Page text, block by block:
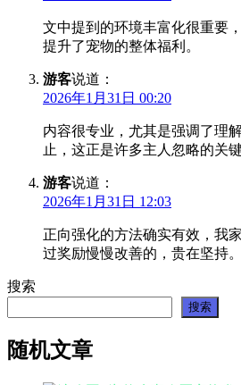
文中提到的环境丰富化很重要
提升了宠物的整体福利。
游客说道：
2026年1月31日 00:20
内容很专业，尤其是强调了理
止，这正是许多主人忽略的关键
游客说道：
2026年1月31日 12:03
正向强化的方法确实有效，我
过奖励慢慢改善的，贵在坚持。
搜索
搜索
随机文章